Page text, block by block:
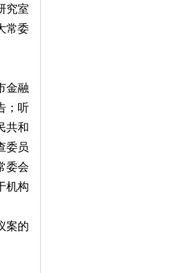
究室
常委
金融
；听
共和
委员
委会
机构
案的